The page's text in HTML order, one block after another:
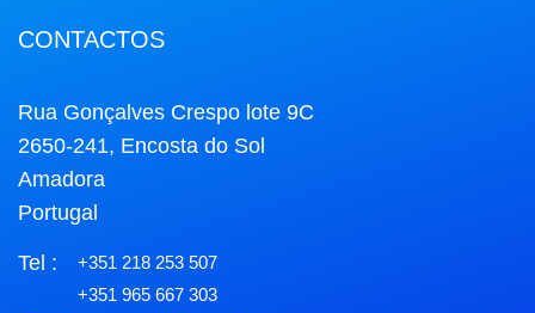
CONTACTOS
Rua Gonçalves Crespo lote 9C
2650-241, Encosta do Sol
Amadora
Portugal
Tel :
+351 218 253 507
+351 965 667 303